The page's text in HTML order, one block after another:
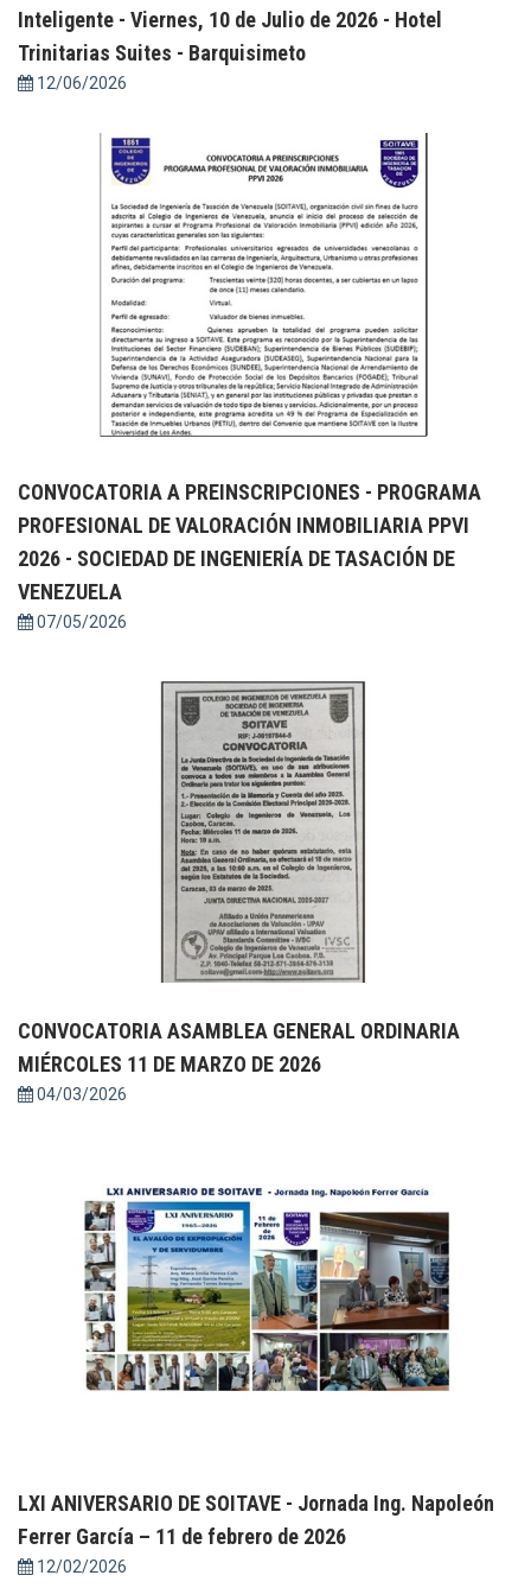
Inteligente - Viernes, 10 de Julio de 2026 - Hotel
Trinitarias Suites - Barquisimeto
12/06/2026
CONVOCATORIA A PREINSCRIPCIONES - PROGRAMA
PROFESIONAL DE VALORACIÓN INMOBILIARIA PPVI
2026 - SOCIEDAD DE INGENIERÍA DE TASACIÓN DE
VENEZUELA
07/05/2026
CONVOCATORIA ASAMBLEA GENERAL ORDINARIA
MIÉRCOLES 11 DE MARZO DE 2026
04/03/2026
LXI ANIVERSARIO DE SOITAVE - Jornada Ing. Napoleón
Ferrer García – 11 de febrero de 2026
12/02/2026